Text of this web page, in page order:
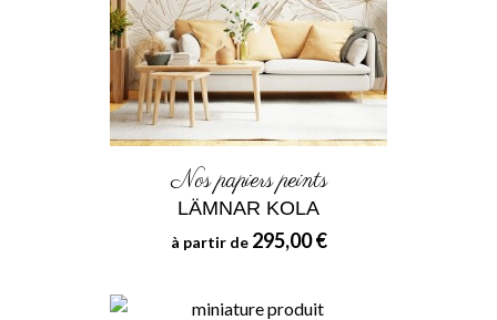
Nos papiers peints
LÄMNAR KOLA
à partir de 295,00 €